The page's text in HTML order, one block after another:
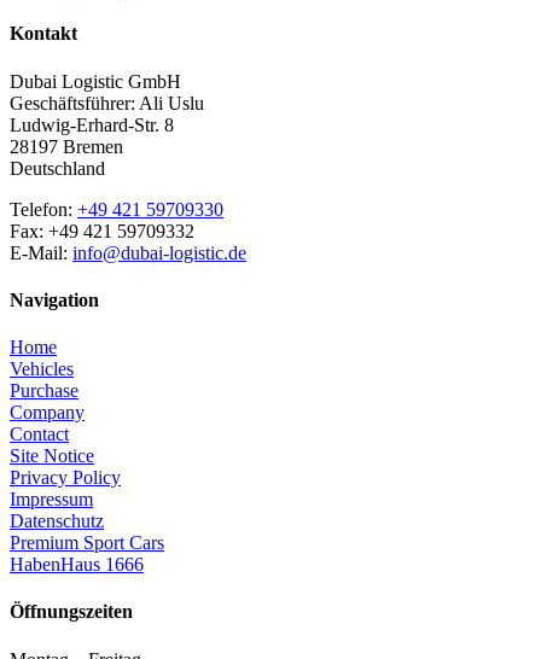
Kontakt
Dubai Logistic GmbH
Geschäftsführer: Ali Uslu
Ludwig-Erhard-Str. 8
28197 Bremen
Deutschland
Telefon: +49 421 59709330
Fax: +49 421 59709332
E-Mail: info@dubai-logistic.de
Navigation
Home
Vehicles
Purchase
Company
Contact
Site Notice
Privacy Policy
Impressum
Datenschutz
Premium Sport Cars
HabenHaus 1666
Öffnungszeiten